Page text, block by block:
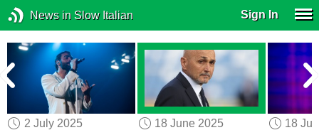
News in Slow Italian Sign In
2 July 2025
18 June 2025
18